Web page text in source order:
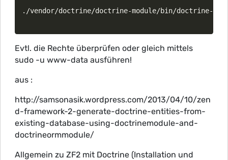
./vendor/doctrine/doctrine-module/bin/doctrine-
Evtl. die Rechte überprüfen oder gleich mittels
sudo -u www-data ausführen!
aus :
http://samsonasik.wordpress.com/2013/04/10/zen
d-framework-2-generate-doctrine-entities-from-
existing-database-using-doctrinemodule-and-
doctrineormmodule/
Allgemein zu ZF2 mit Doctrine (Installation und